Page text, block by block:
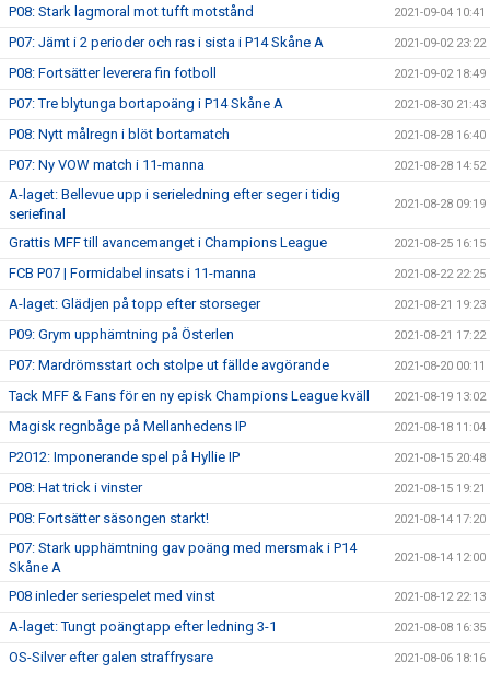
P08: Stark lagmoral mot tufft motstånd 2021-09-04 10:41
P07: Jämt i 2 perioder och ras i sista i P14 Skåne A 2021-09-02 23:22
P08: Fortsätter leverera fin fotboll 2021-09-02 18:49
P07: Tre blytunga bortapoäng i P14 Skåne A 2021-08-30 21:43
P08: Nytt målregn i blöt bortamatch 2021-08-28 16:40
P07: Ny VOW match i 11-manna 2021-08-28 14:52
A-laget: Bellevue upp i serieledning efter seger i tidig
seriefinal
2021-08-28 09:19
Grattis MFF till avancemanget i Champions League 2021-08-25 16:15
FCB P07 | Formidabel insats i 11-manna 2021-08-22 22:25
A-laget: Glädjen på topp efter storseger 2021-08-21 19:23
P09: Grym upphämtning på Österlen 2021-08-21 17:22
P07: Mardrömsstart och stolpe ut fällde avgörande 2021-08-20 00:11
Tack MFF & Fans för en ny episk Champions League kväll 2021-08-19 13:02
Magisk regnbåge på Mellanhedens IP 2021-08-18 11:04
P2012: Imponerande spel på Hyllie IP 2021-08-15 20:48
P08: Hat trick i vinster 2021-08-15 19:21
P08: Fortsätter säsongen starkt! 2021-08-14 17:20
P07: Stark upphämtning gav poäng med mersmak i P14
Skåne A
2021-08-14 12:00
P08 inleder seriespelet med vinst 2021-08-12 22:13
A-laget: Tungt poängtapp efter ledning 3-1 2021-08-08 16:35
OS-Silver efter galen straffrysare 2021-08-06 18:16